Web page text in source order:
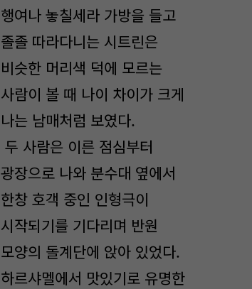
행여나 놓칠세라 가방을 들고
졸졸 따라다니는 시트린은
비슷한 머리색 덕에 모르는
사람이 볼 때 나이 차이가 크게
나는 남매처럼 보였다.
두 사람은 이른 점심부터
광장으로 나와 분수대 옆에서
한창 호객 중인 인형극이
시작되기를 기다리며 반원
모양의 돌계단에 앉아 있었다.
하르샤멜에서 맛있기로 유명한